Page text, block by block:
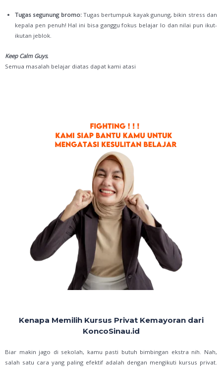
Tugas segunung bromo:Tugas bertumpuk kayak gunung, bikin stress dan
kepala pen penuh! Hal ini bisa ganggu fokus belajar lo dan nilai pun ikut-
ikutan jeblok.
Keep Calm Guys,
Semua masalah belajar diatas dapat kami atasi
Kenapa Memilih Kursus Privat Kemayoran dari
KoncoSinau.id
Biar makin jago di sekolah, kamu pasti butuh bimbingan ekstra nih. Nah,
salah satu cara yang paling efektif adalah dengan mengikuti kursus privat.